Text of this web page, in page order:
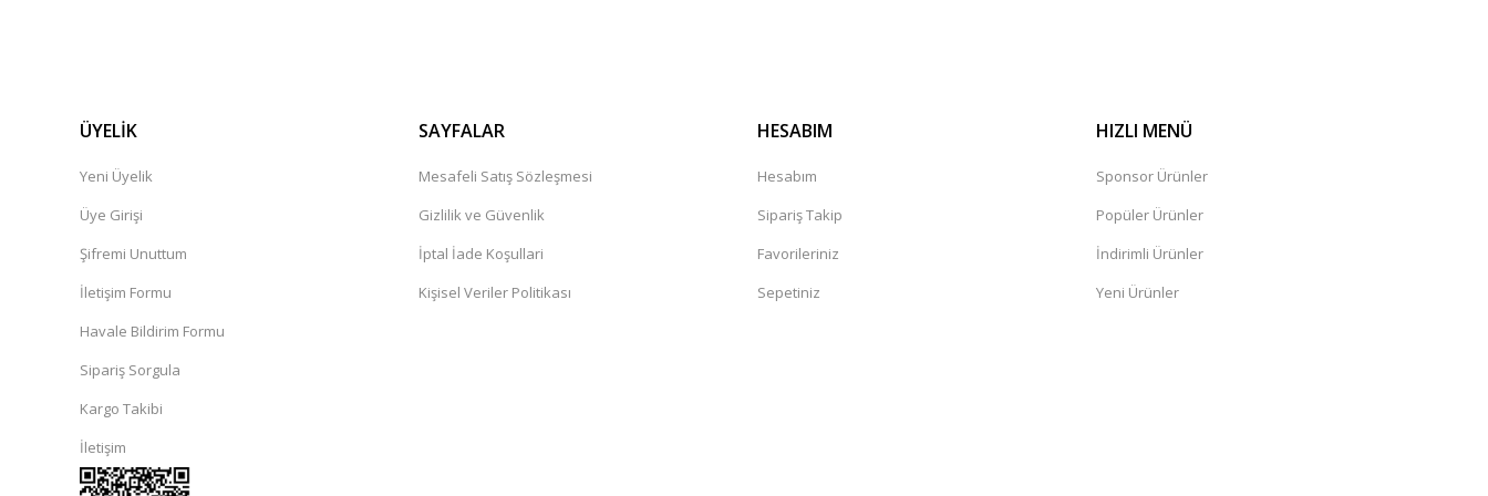
ÜYELİK
Yeni Üyelik
Üye Girişi
Şifremi Unuttum
İletişim Formu
Havale Bildirim Formu
Sipariş Sorgula
Kargo Takibi
İletişim
SAYFALAR
Mesafeli Satış Sözleşmesi
Gizlilik ve Güvenlik
İptal İade Koşullari
Kişisel Veriler Politikası
HESABIM
Hesabım
Sipariş Takip
Favorileriniz
Sepetiniz
HIZLI MENÜ
Sponsor Ürünler
Popüler Ürünler
İndirimli Ürünler
Yeni Ürünler